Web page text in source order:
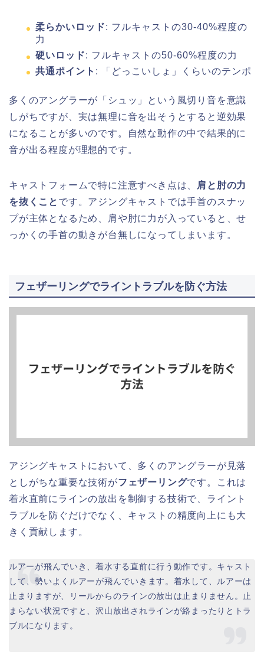
柔らかいロッド: フルキャストの30-40%程度の
力
硬いロッド: フルキャストの50-60%程度の力
共通ポイント : 「どっこいしょ」くらいのテンポ
多くのアングラーが「シュッ」という風切り音を意識
しがちですが、実は無理に音を出そうとすると逆効果
になることが多いのです。自然な動作の中で結果的に
音が出る程度が理想的です。
キャストフォームで特に注意すべき点は、
肩と肘の力
を抜くこと です。アジングキャストでは手首のスナッ
プが主体となるため、肩や肘に力が入っていると、せ
っかくの手首の動きが台無しになってしまいます。
フェザーリングでライントラブルを防ぐ方法
アジングキャストにおいて、多くのアングラーが見落
としがちな重要な技術がフェザーリングです。これは
着水直前にラインの放出を制御する技術で、ライント
ラブルを防ぐだけでなく、キャストの精度向上にも大
きく貢献します。
ルアーが飛んでいき、着水する直前に行う動作です。キャスト
して、勢いよくルアーが飛んでいきます。着水して、ルアーは
止まりますが、リールからのラインの放出は止まりません。止
まらない状況ですと、沢山放出されラインが絡まったりとトラ
ブルになります。